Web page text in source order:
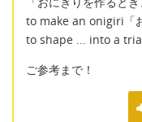
to make an onigiri「
to shape ... into a
ご参考まで！